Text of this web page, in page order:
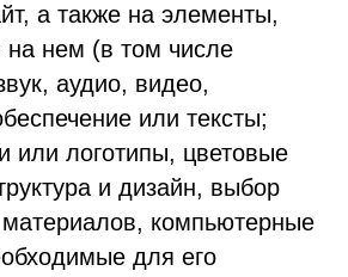
а также на элементы,
нем (в том числе
аудио, видео,
или тексты;
или логотипы, цветовые
и дизайн, выбор
компьютерные
для его